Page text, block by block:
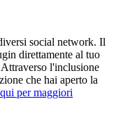
social network. Il
direttamente al tuo
l'inclusione
che hai aperto la
per maggiori